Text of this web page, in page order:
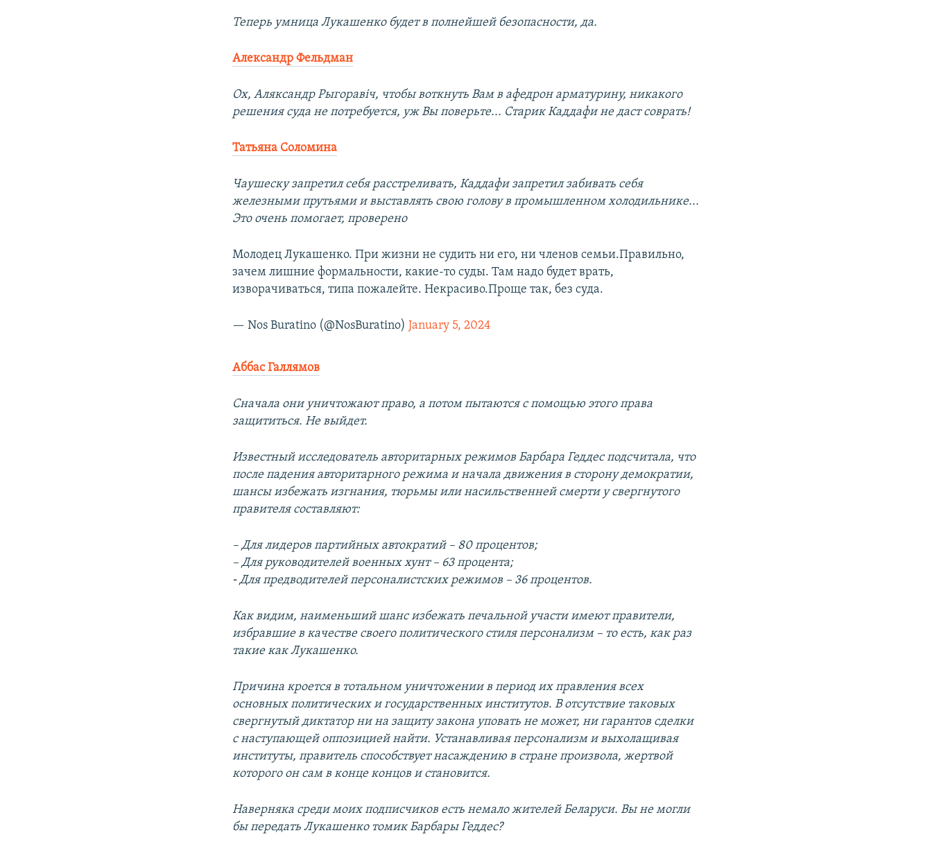
Теперь умница Лукашенко будет в полнейшей безопасности, да.
Александр Фельдман
Ох, Аляксандр Рыгоравiч, чтобы воткнуть Вам в афедрон арматурину, никакого
решения суда не потребуется, уж Вы поверьте... Старик Каддафи не даст соврать!
Татьяна Соломина
Чаушеску запретил себя расстреливать, Каддафи запретил забивать себя
железными прутьями и выставлять свою голову в промышленном холодильнике...
Это очень помогает, проверено
Молодец Лукашенко. При жизни не судить ни его, ни членов семьи.Правильно,
зачем лишние формальности, какие-то суды. Там надо будет врать,
изворачиваться, типа пожалейте. Некрасиво.Проще так, без суда.
— Nos Buratino (@NosBuratino)January 5, 2024
Аббас Галлямов
Сначала они уничтожают право, а потом пытаются с помощью этого права
защититься. Не выйдет.
Известный исследователь авторитарных режимов Барбара Геддес подсчитала, что
после падения авторитарного режима и начала движения в сторону демократии,
шансы избежать изгнания, тюрьмы или насильственней смерти у свергнутого
правителя составляют:
– Для лидеров партийных автократий – 80 процентов;
– Для руководителей военных хунт – 63 процента;
⁃ Для предводителей персоналистских режимов – 36 процентов.
Как видим, наименьший шанс избежать печальной участи имеют правители,
избравшие в качестве своего политического стиля персонализм – то есть, как раз
такие как Лукашенко.
Причина кроется в тотальном уничтожении в период их правления всех
основных политических и государственных институтов. В отсутствие таковых
свергнутый диктатор ни на защиту закона уповать не может, ни гарантов сделки
с наступающей оппозицией найти. Устанавливая персонализм и выхолащивая
институты, правитель способствует насаждению в стране произвола, жертвой
которого он сам в конце концов и становится.
Наверняка среди моих подписчиков есть немало жителей Беларуси. Вы не могли
бы передать Лукашенко томик Барбары Геддес?